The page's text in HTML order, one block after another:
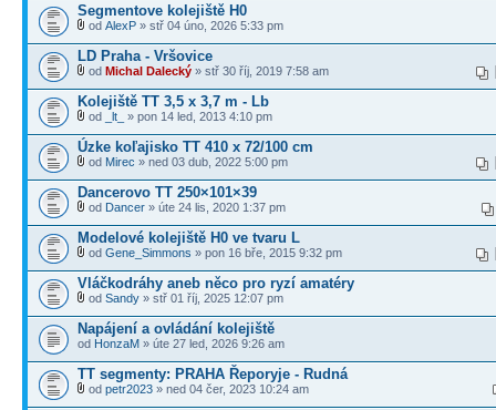
Segmentove kolejiště H0
od AlexP » stř 04 úno, 2026 5:33 pm
LD Praha - Vršovice
od Michal Dalecký » stř 30 říj, 2019 7:58 am
Kolejiště TT 3,5 x 3,7 m - Lb
od _lt_ » pon 14 led, 2013 4:10 pm
Úzke koľajisko TT 410 x 72/100 cm
od Mirec » ned 03 dub, 2022 5:00 pm
Dancerovo TT 250×101×39
od Dancer » úte 24 lis, 2020 1:37 pm
Modelové kolejiště H0 ve tvaru L
od Gene_Simmons » pon 16 bře, 2015 9:32 pm
Vláčkodráhy aneb něco pro ryzí amatéry
od Sandy » stř 01 říj, 2025 12:07 pm
Napájení a ovládání kolejiště
od HonzaM » úte 27 led, 2026 9:26 am
TT segmenty: PRAHA Řeporyje - Rudná
od petr2023 » ned 04 čer, 2023 10:24 am